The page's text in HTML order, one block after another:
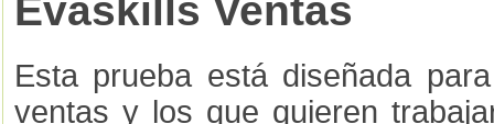
Evaskills Ventas
Esta prueba está diseñada
ventas y los que quieren